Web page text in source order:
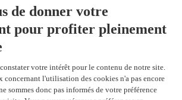
Original
Tambour
634,99$
Ajouter
CB386A -